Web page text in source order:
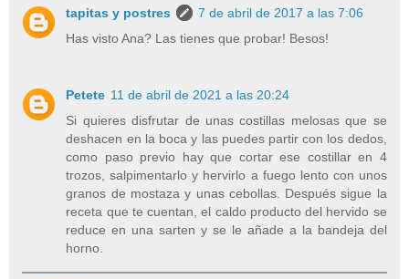
tapitas y postres
7 de abril de 2017 a las 7:06
Has visto Ana? Las tienes que probar! Besos!
Petete 11 de abril de 2021 a las 20:24
Si quieres disfrutar de unas costillas melosas que se
deshacen en la boca y las puedes partir con los dedos,
como paso previo hay que cortar ese costillar en 4
trozos, salpimentarlo y hervirlo a fuego lento con unos
granos de mostaza y unas cebollas. Después sigue la
receta que te cuentan, el caldo producto del hervido se
reduce en una sarten y se le añade a la bandeja del
horno.